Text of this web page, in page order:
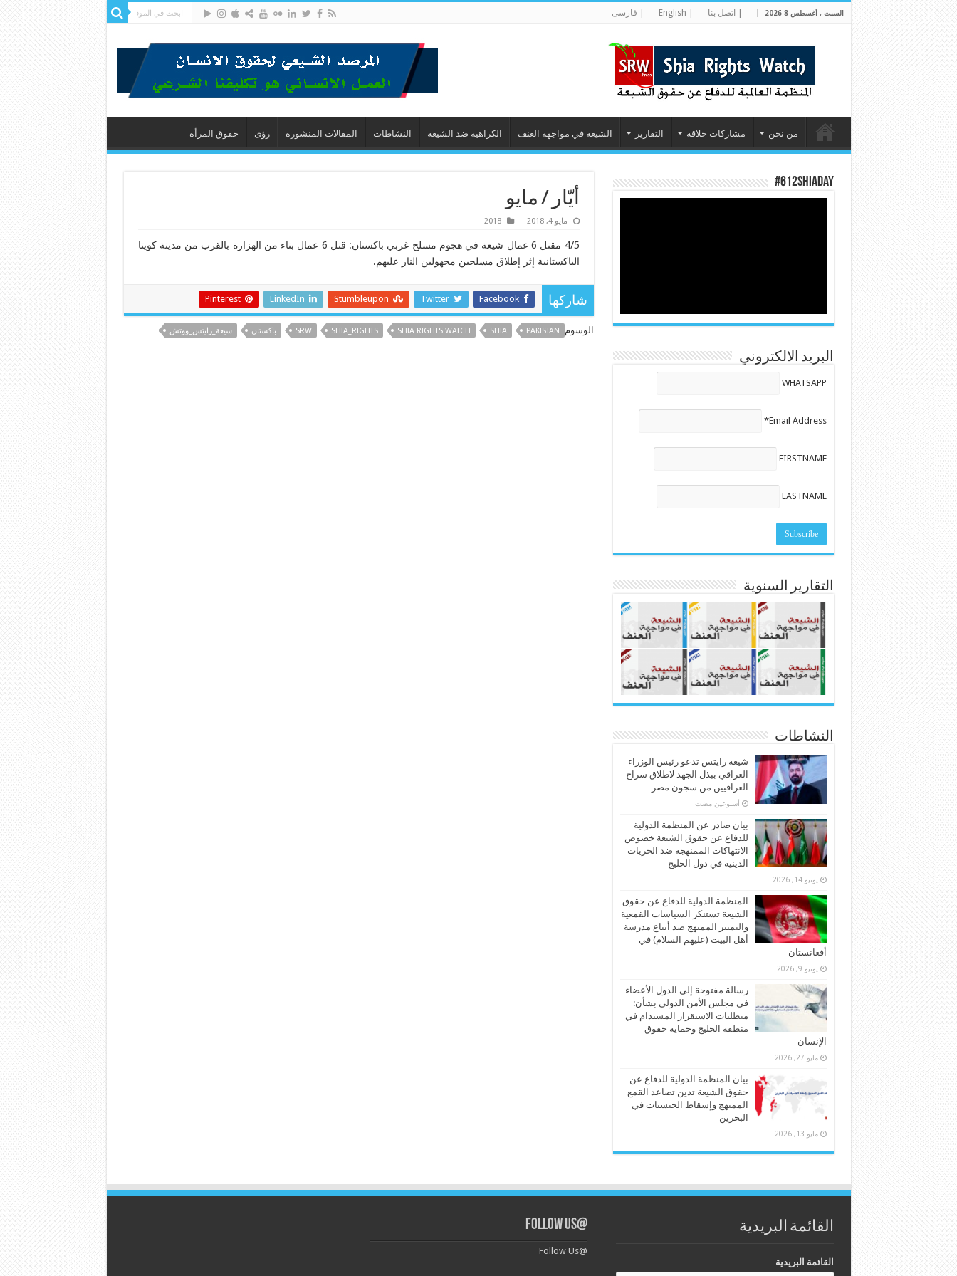
السبت , أغسطس 8 2026 | اتصل بنا | فارسى
من نحن مشاركات خلاقة التقارير الشيعة في مواجهة العنف الكراهية ضد الشيعة النشاطات المقالات المنشورة رؤى حقوق المرأة
أيّار / مايو
مايو 4, 2018 2018
4/5 مقتل 6 عمال شيعة في هجوم مسلح غربي باكستان: قتل 6 عمال بناء من الهزارة بالقرب من مدينة كويتا
الباكستانية إثر إطلاق مسلحين مجهولين النار عليهم.
شاركها Facebook
Twitter
Stumbleupon
LinkedIn
Pinterest
الوسوم PAKISTAN
SHIA
SHIA RIGHTS WATCH
SHIA_RIGHTS
SRW باكستان شيعة_رايتس_ووتش
#612ShiaDay
البريد الالكتروني
WHATSAPP
Email Address*
FIRSTNAME
LASTNAME
التقارير السنوية
النشاطات
شيعة رايتس تدعو رئيس الوزراء
العراقي ببذل الجهد لاطلاق سراح
العراقيين من سجون مصر
‏أسبوعين مضت
بيان صادر عن المنظمة الدولية
للدفاع عن حقوق الشيعة خصوص
الانتهاكات الممنهجة ضد الحريات
الدينية في دول الخليج
يونيو 14, 2026
المنظمة الدولية للدفاع عن حقوق
الشيعة تستنكر السياسات القمعية
والتمييز الممنهج ضد أتباع مدرسة
أهل البيت (عليهم السلام) في
أفغانستان
يونيو 9, 2026
رسالة مفتوحة إلى الدول الأعضاء
في مجلس الأمن الدولي بشأن:
متطلبات الاستقرار المستدام في
منطقة الخليج وحماية حقوق
الإنسان
مايو 27, 2026
بيان المنظمة الدولية للدفاع عن
حقوق الشيعة تدين تصاعد القمع
الممنهج وإسقاط الجنسيات في
البحرين
مايو 13, 2026
القائمة البريدية
القائمة البريدية
@Follow Us
@Follow Us